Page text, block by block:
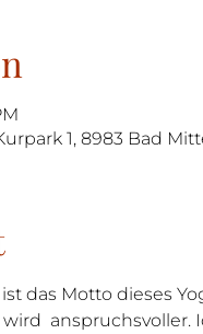
1, 8983 Bad
das Motto dieses
wird